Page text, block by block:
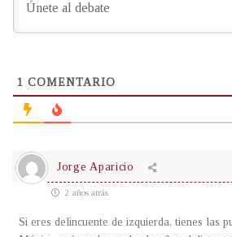
1 COMENTARIO
Jorge Aparicio
2 años atrás
Si eres delincuente de izquierda, tienes las